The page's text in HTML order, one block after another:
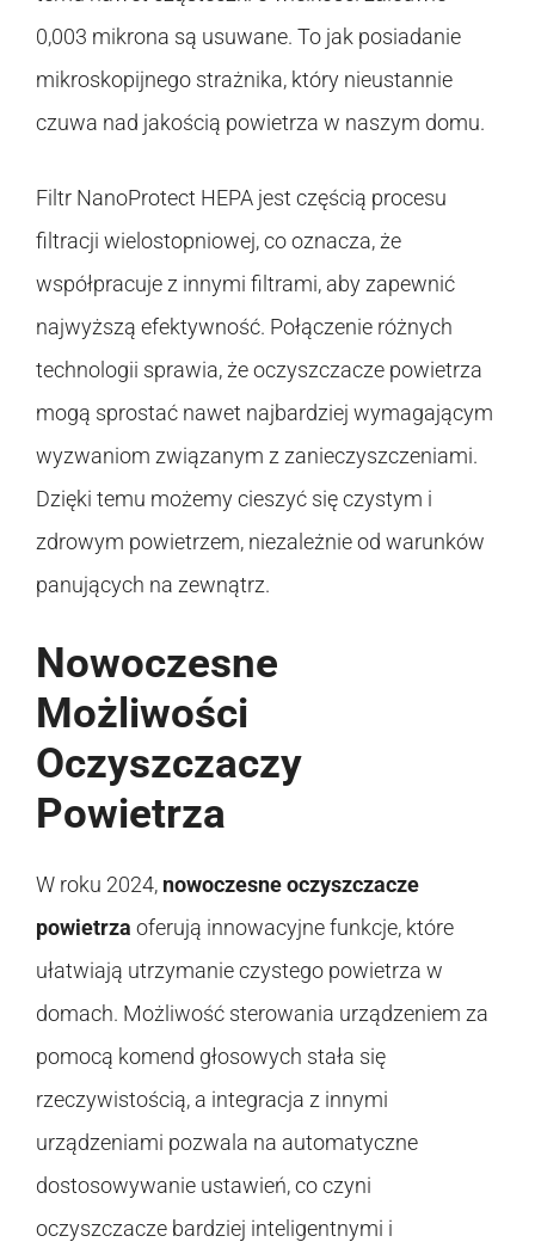
0,003 mikrona są usuwane. To jak posiadanie
mikroskopijnego strażnika, który nieustannie
czuwa nad jakością powietrza w naszym domu.
Filtr NanoProtect HEPA jest częścią procesu
filtracji wielostopniowej, co oznacza, że
współpracuje z innymi filtrami, aby zapewnić
najwyższą efektywność. Połączenie różnych
technologii sprawia, że oczyszczacze powietrza
mogą sprostać nawet najbardziej wymagającym
wyzwaniom związanym z zanieczyszczeniami.
Dzięki temu możemy cieszyć się czystym i
zdrowym powietrzem, niezależnie od warunków
panujących na zewnątrz.
Nowoczesne
Możliwości
Oczyszczaczy
Powietrza
W roku 2024, nowoczesne oczyszczacze
powietrza oferują innowacyjne funkcje, które
ułatwiają utrzymanie czystego powietrza w
domach. Możliwość sterowania urządzeniem za
pomocą komend głosowych stała się
rzeczywistością, a integracja z innymi
urządzeniami pozwala na automatyczne
dostosowywanie ustawień, co czyni
oczyszczacze bardziej inteligentnymi i